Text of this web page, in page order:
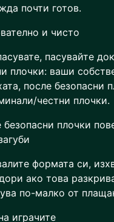
почти готов.
и чисто
пасувайте
плочки: ваши
после безопасни
честни плочки.
плочки
формата си,
ако това
по-малко от
играчите